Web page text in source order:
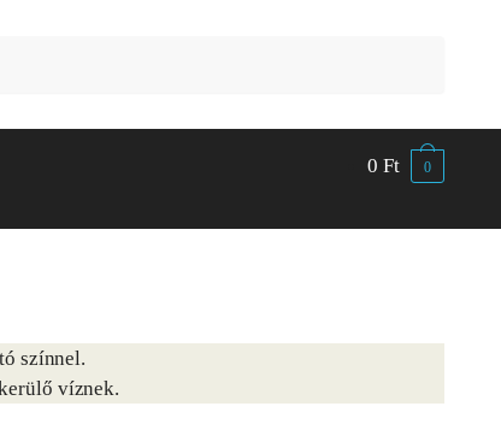
0 Ft 0
színnel.
víznek.